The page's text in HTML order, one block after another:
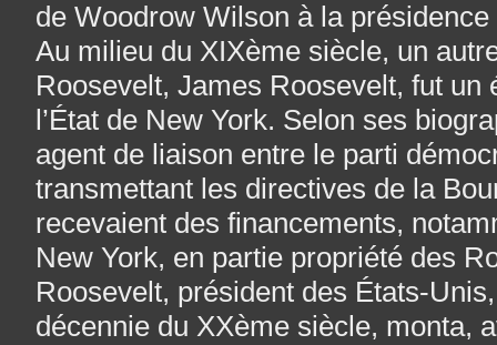
de Woodrow Wilson à la
Au milieu du XIXème siècle, un
Roosevelt, James Roosevelt, fut un
l’État de New York. Selon ses
agent de liaison entre le parti
transmettant les directives de la
recevaient des financements,
New York, en partie propriété des
Roosevelt, président des États-
décennie du XXème siècle, monta,